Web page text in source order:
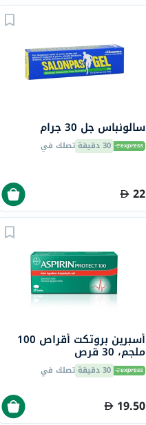
سالونباس جل 30 جرام
30 دقيقة تصلك في
22
أسبرين بروتكت أقراص 100
ملجم، 30 قرص
30 دقيقة تصلك في
19.50